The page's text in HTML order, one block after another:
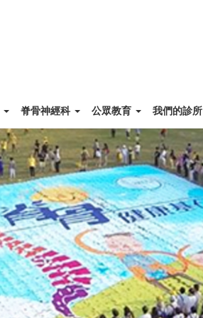
脊骨神經科 公眾教育 我們的診所